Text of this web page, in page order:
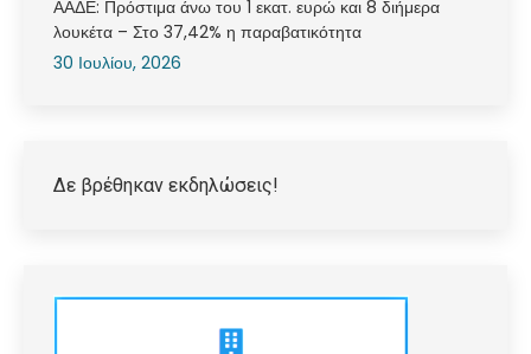
ΑΑΔΕ: Πρόστιμα άνω του 1 εκατ. ευρώ και 8 διήμερα
λουκέτα – Στο 37,42% η παραβατικότητα
30 Ιουλίου, 2026
Δε βρέθηκαν εκδηλώσεις!